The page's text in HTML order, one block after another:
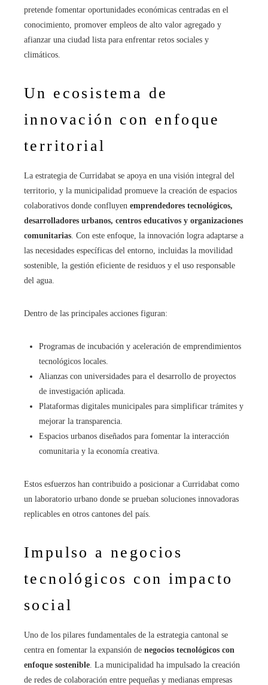
pretende fomentar oportunidades económicas centradas en el
conocimiento, promover empleos de alto valor agregado y
afianzar una ciudad lista para enfrentar retos sociales y
climáticos.
Un ecosistema de
innovación con enfoque
territorial
La estrategia de Curridabat se apoya en una visión integral del
territorio, y la municipalidad promueve la creación de espacios
colaborativos donde confluyen emprendedores tecnológicos,
desarrolladores urbanos, centros educativos y organizaciones
comunitarias . Con este enfoque, la innovación logra adaptarse a
las necesidades específicas del entorno, incluidas la movilidad
sostenible, la gestión eficiente de residuos y el uso responsable
del agua.
Dentro de las principales acciones figuran:
Programas de incubación y aceleración de emprendimientos
tecnológicos locales.
Alianzas con universidades para el desarrollo de proyectos
de investigación aplicada.
Plataformas digitales municipales para simplificar trámites y
mejorar la transparencia.
Espacios urbanos diseñados para fomentar la interacción
comunitaria y la economía creativa.
Estos esfuerzos han contribuido a posicionar a Curridabat como
un laboratorio urbano donde se prueban soluciones innovadoras
replicables en otros cantones del país.
Impulso a negocios
tecnológicos con impacto
social
Uno de los pilares fundamentales de la estrategia cantonal se
centra en fomentar la expansión de negocios tecnológicos con
enfoque sostenible . La municipalidad ha impulsado la creación
de redes de colaboración entre pequeñas y medianas empresas